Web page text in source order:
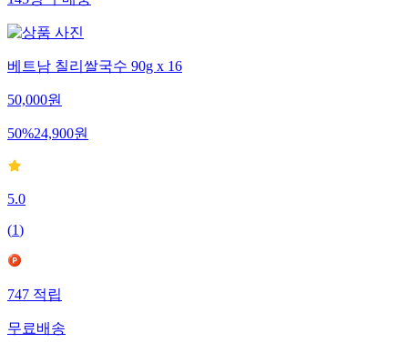
145명구매중
베트남 칠리쌀국수 90g x 16
50,000원
50%24,900원
5.0
(1)
747적립
무료배송